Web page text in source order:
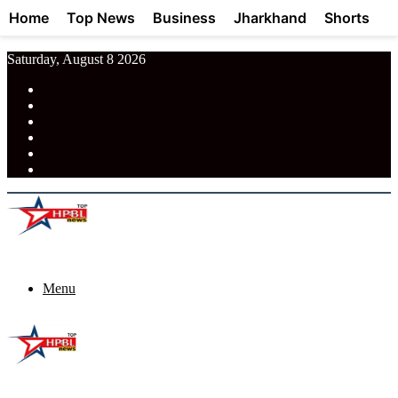
Saturday, August 8 2026
Menu
Home Top News Business Jharkhand Shorts